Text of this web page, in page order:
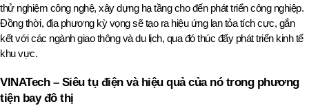
thử nghiệm công nghệ, xây dựng hạ tầng cho đến phát triển công nghiệp.
Đồng thời, địa phương kỳ vọng sẽ tạo ra hiệu ứng lan tỏa tích cực, gắn
kết với các ngành giao thông và du lịch, qua đó thúc đẩy phát triển kinh tế
khu vực.
VINATech – Siêu tụ điện và hiệu quả của nó trong phương
tiện bay đô thị